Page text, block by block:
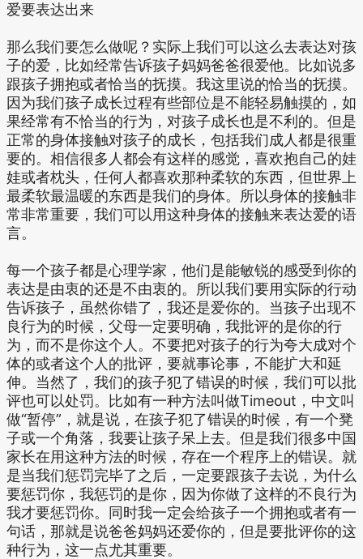
爱要表达出来
那么我们要怎么做呢？实际上我们可以这么去表达对孩
子的爱，比如经常告诉孩子妈妈爸爸很爱他。比如说多
跟孩子拥抱或者恰当的抚摸。我这里说的恰当的抚摸。
因为我们孩子成长过程有些部位是不能轻易触摸的，如
果经常有不恰当的行为，对孩子成长也是不利的。但是
正常的身体接触对孩子的成长，包括我们成人都是很重
要的。相信很多人都会有这样的感觉，喜欢抱自己的娃
娃或者枕头，任何人都喜欢那种柔软的东西，但世界上
最柔软最温暖的东西是我们的身体。所以身体的接触非
常非常重要，我们可以用这种身体的接触来表达爱的语
言。
每一个孩子都是心理学家，他们是能敏锐的感受到你的
表达是由衷的还是不由衷的。所以我们要用实际的行动
告诉孩子，虽然你错了，我还是爱你的。当孩子出现不
良行为的时候，父母一定要明确，我批评的是你的行
为，而不是你这个人。不要把对孩子的行为夸大成对个
体的或者这个人的批评，要就事论事，不能扩大和延
伸。当然了，我们的孩子犯了错误的时候，我们可以批
评也可以处罚。比如有一种方法叫做Timeout，中文叫
做“暂停”，就是说，在孩子犯了错误的时候，有一个凳
子或一个角落，我要让孩子呆上去。但是我们很多中国
家长在用这种方法的时候，存在一个程序上的错误。就
是当我们惩罚完毕了之后，一定要跟孩子去说，为什么
要惩罚你，我惩罚的是你，因为你做了这样的不良行为
我才要惩罚你。同时我一定会给孩子一个拥抱或者有一
句话，那就是说爸爸妈妈还爱你的，但是要批评你的这
种行为，这一点尤其重要。